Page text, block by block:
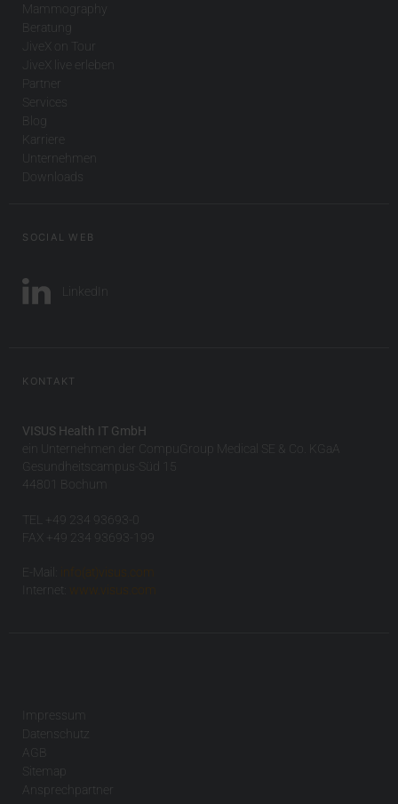
Mammography
Beratung
JiveX on Tour
JiveX live erleben
Partner
Services
Blog
Karriere
Unternehmen
Downloads
SOCIAL WEB
LinkedIn
KONTAKT
VISUS Health IT GmbH
ein Unternehmen der CompuGroup Medical SE & Co. KGaA
Gesundheitscampus-Süd 15
44801 Bochum
TEL +49 234 93693-0
FAX +49 234 93693-199
E-Mail:
info(at)visus.com
Internet:
www.visus.com
Impressum
Datenschutz
AGB
Sitemap
Ansprechpartner